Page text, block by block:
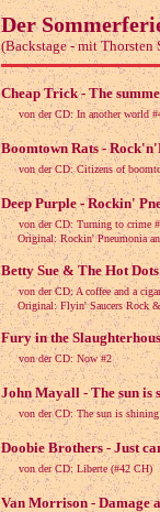
Der
(Backstage - mit
Cheap Trick - The
von der CD: In another world
Boomtown Rats -
von der CD: Citizens of
Deep Purple - Rockin'
von der CD: Turning to crime
Original: Rockin' Pneumonia
Betty Sue & The Hot
von der CD: A coffee and a
Original: Flyin' Saucers Rock
Fury in the
von der CD: Now #2
John Mayall - The sun is
von der CD: The sun is
Doobie Brothers - Just
von der CD: Liberte (#42 CH)
Van Morrison - Damage